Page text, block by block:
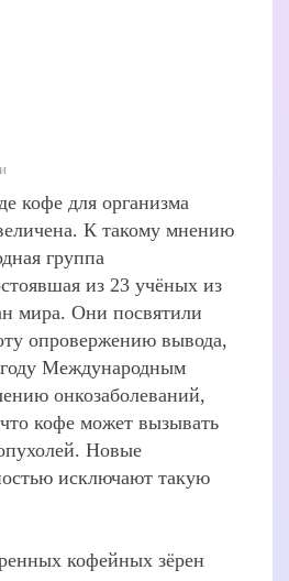
кофе для организма
К такому мнению
группа
из 23 учёных из
мира. Они посвятили
опровержению вывода,
Международным
онкозаболеваний,
кофе может вызывать
Новые
исключают такую
кофейных зёрен